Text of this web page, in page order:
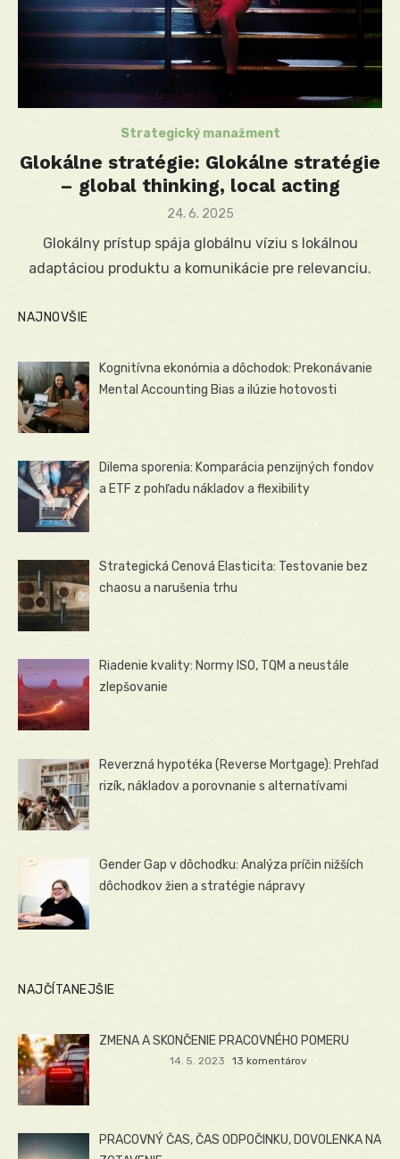
Strategický manažment
Glokálne stratégie: Glokálne stratégie
– global thinking, local acting
Posted
24. 6. 2025
Glokálny prístup spája globálnu víziu s lokálnou
adaptáciou produktu a komunikácie pre relevanciu.
NAJNOVŠIE
Kognitívna ekonómia a dôchodok: Prekonávanie
Mental Accounting Bias a ilúzie hotovosti
Dilema sporenia: Komparácia penzijných fondov
a ETF z pohľadu nákladov a flexibility
Strategická Cenová Elasticita: Testovanie bez
chaosu a narušenia trhu
Riadenie kvality: Normy ISO, TQM a neustále
zlepšovanie
Reverzná hypotéka (Reverse Mortgage): Prehľad
rizík, nákladov a porovnanie s alternatívami
Gender Gap v dôchodku: Analýza príčin nižších
dôchodkov žien a stratégie nápravy
NAJČÍTANEJŠIE
ZMENA A SKONČENIE PRACOVNÉHO POMERU
14. 5. 2023 13 komentárov
PRACOVNÝ ČAS, ČAS ODPOČINKU, DOVOLENKA NA